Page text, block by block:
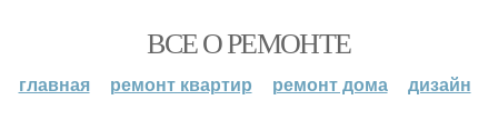
ВСЕ О РЕМОНТЕ
главная ремонт квартир ремонт дома дизайн